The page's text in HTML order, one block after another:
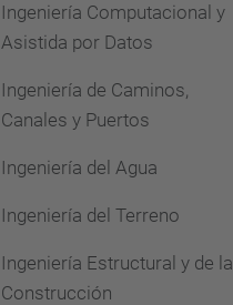
Ingeniería Computacional y
Asistida por Datos
Ingeniería de Caminos,
Canales y Puertos
Ingeniería del Agua
Ingeniería del Terreno
Ingeniería Estructural y de la
Construcción